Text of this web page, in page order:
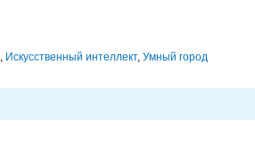
, Искусственный интеллект, Умный город